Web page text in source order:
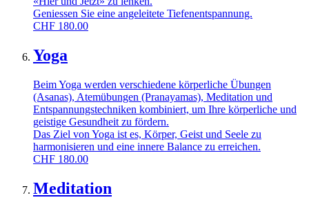
Geniessen Sie eine angeleitete Tiefenentspannung.
CHF 180.00
Yoga
Beim Yoga werden verschiedene körperliche Übungen
(Asanas), Atemübungen (Pranayamas), Meditation und
Entspannungstechniken kombiniert, um Ihre körperliche und
geistige Gesundheit zu fördern.
Das Ziel von Yoga ist es, Körper, Geist und Seele zu
harmonisieren und eine innere Balance zu erreichen.
CHF 180.00
Meditation